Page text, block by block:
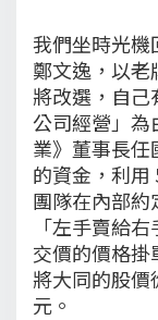
我們坐時光機
鄭文逸，以
將改選，自己
公司經營」為
業》董事長
的資金，利用
團隊在內部
「左手賣給
交價的價格掛
將大同的股價
元。